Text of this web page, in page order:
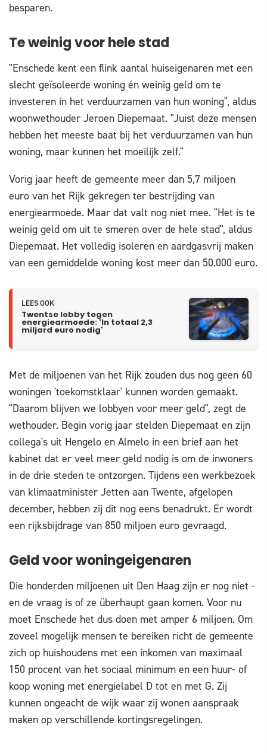
besparen.
Te weinig voor hele stad
"Enschede kent een flink aantal huiseigenaren met een
slecht geïsoleerde woning én weinig geld om te
investeren in het verduurzamen van hun woning", aldus
woonwethouder Jeroen Diepemaat. "Juist deze mensen
hebben het meeste baat bij het verduurzamen van hun
woning, maar kunnen het moeilijk zelf."
Vorig jaar heeft de gemeente meer dan 5,7 miljoen
euro van het Rijk gekregen ter bestrijding van
energiearmoede. Maar dat valt nog niet mee. "Het is te
weinig geld om uit te smeren over de hele stad", aldus
Diepemaat. Het volledig isoleren en aardgasvrij maken
van een gemiddelde woning kost meer dan 50.000 euro.
LEES OOK
Twentse lobby tegen
energiearmoede: 'In totaal 2,3
miljard euro nodig'
Met de miljoenen van het Rijk zouden dus nog geen 60
woningen 'toekomstklaar' kunnen worden gemaakt.
"Daarom blijven we lobbyen voor meer geld", zegt de
wethouder. Begin vorig jaar stelden Diepemaat en zijn
collega's uit Hengelo en Almelo in een brief aan het
kabinet dat er veel meer geld nodig is om de inwoners
in de drie steden te ontzorgen. Tijdens een werkbezoek
van klimaatminister Jetten aan Twente, afgelopen
december, hebben zij dit nog eens benadrukt. Er wordt
een rijksbijdrage van 850 miljoen euro gevraagd.
Geld voor woningeigenaren
Die honderden miljoenen uit Den Haag zijn er nog niet -
en de vraag is of ze überhaupt gaan komen. Voor nu
moet Enschede het dus doen met amper 6 miljoen. Om
zoveel mogelijk mensen te bereiken richt de gemeente
zich op huishoudens met een inkomen van maximaal
150 procent van het sociaal minimum en een huur- of
koop woning met energielabel D tot en met G. Zij
kunnen ongeacht de wijk waar zij wonen aanspraak
maken op verschillende kortingsregelingen.